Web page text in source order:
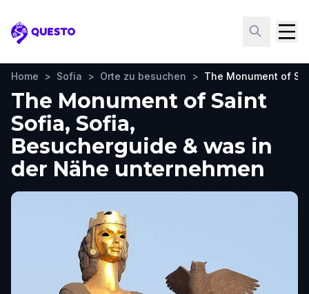
Questo
Home > Sofia > Orte zu besuchen > The Monument of
The Monument of Saint
Sofia, Sofia,
Besucherguide & was in
der Nähe unternehmen